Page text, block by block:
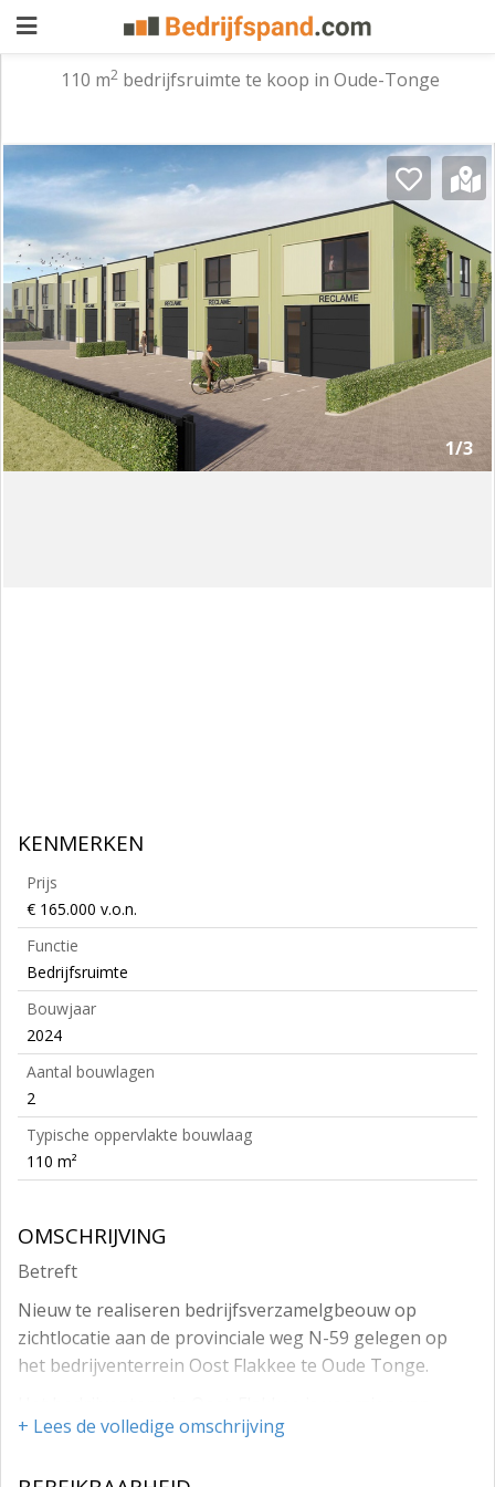
aanbieden
Pand
zoeken
Waarom
adverteren
Premium
adverteren
Blog
Registreren
Login
110 m2bedrijfsruimte te koop in Oude-Tonge
1/3
KENMERKEN
Prijs
€ 165.000 v.o.n.
Functie
Bedrijfsruimte
Bouwjaar
2024
Aantal bouwlagen
2
Typische oppervlakte bouwlaag
110 m²
OMSCHRIJVING
Betreft
Nieuw te realiseren bedrijfsverzamelgbeouw op
zichtlocatie aan de provinciale weg N-59 gelegen op
het bedrijventerrein Oost Flakkee te Oude Tonge.
Parkmanagement met beveiliging. De bedrijfsunits
+ Lees de volledige omschrijving